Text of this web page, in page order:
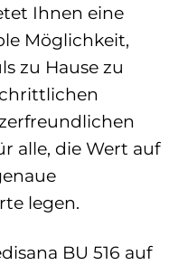
Ihnen eine
Möglichkeit,
zu Hause zu
alle, die Wert auf
legen.
BU 516 auf